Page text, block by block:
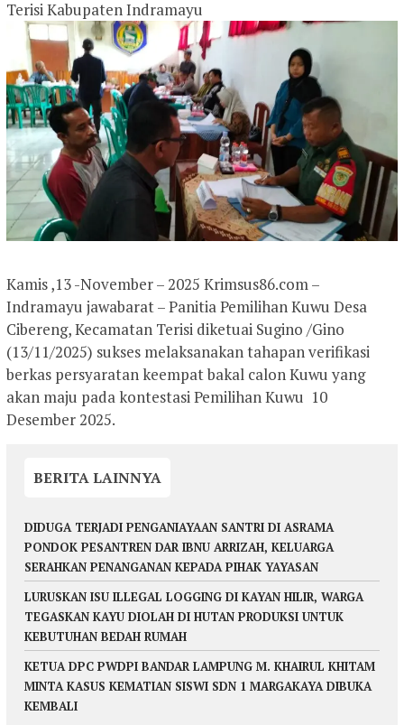
Terisi Kabupaten Indramayu
Kamis ,13 -November – 2025 Krimsus86.com –
Indramayu jawabarat – Panitia Pemilihan Kuwu Desa
Cibereng, Kecamatan Terisi diketuai Sugino /Gino
(13/11/2025) sukses melaksanakan tahapan verifikasi
berkas persyaratan keempat bakal calon Kuwu yang
akan maju pada kontestasi Pemilihan Kuwu 10
Desember 2025.
BERITA LAINNYA
DIDUGA TERJADI PENGANIAYAAN SANTRI DI ASRAMA
PONDOK PESANTREN DAR IBNU ARRIZAH, KELUARGA
SERAHKAN PENANGANAN KEPADA PIHAK YAYASAN
LURUSKAN ISU ILLEGAL LOGGING DI KAYAN HILIR, WARGA
TEGASKAN KAYU DIOLAH DI HUTAN PRODUKSI UNTUK
KEBUTUHAN BEDAH RUMAH
KETUA DPC PWDPI BANDAR LAMPUNG M. KHAIRUL KHITAM
MINTA KASUS KEMATIAN SISWI SDN 1 MARGAKAYA DIBUKA
KEMBALI